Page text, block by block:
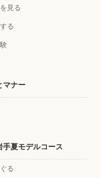
見る
る
マナー
夏モデルコース
る